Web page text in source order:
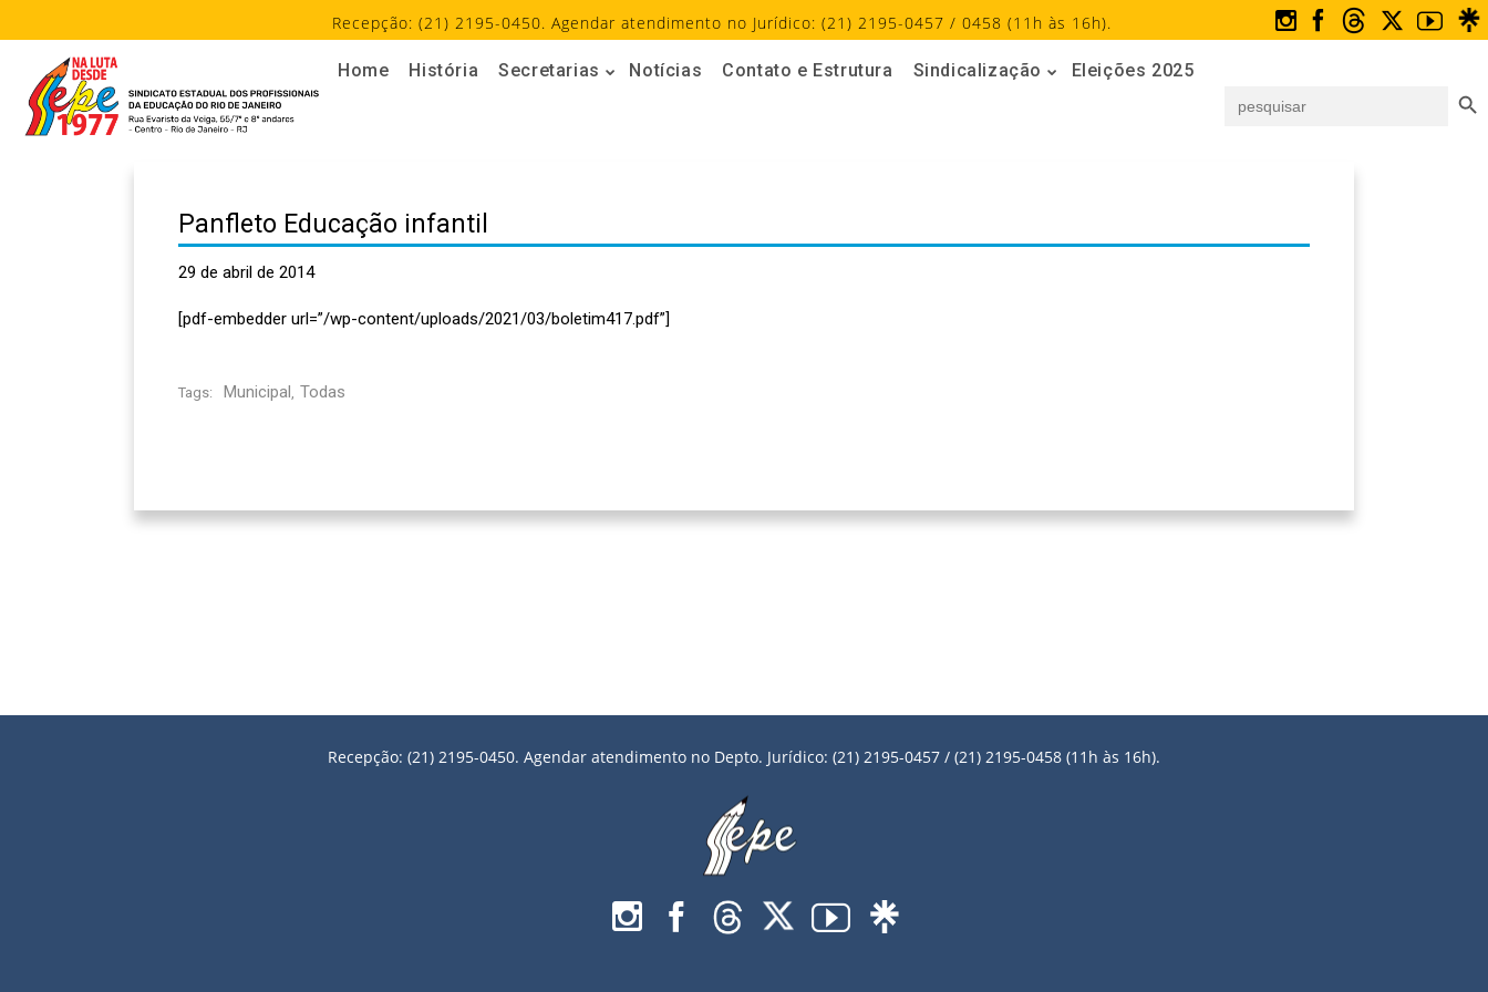
Recepção: (21) 2195-0450. Agendar atendimento no Jurídico: (21) 2195-0457 / 0458 (11h às 16h).
Home História Secretarias Notícias Contato e Estrutura Sindicalização
Eleições 2025
for:
Panfleto Educação infantil
29 de abril de 2014
[pdf-embedder url=”/wp-content/uploads/2021/03/boletim417.pdf”]
Tags: Municipal, Todas
Recepção: (21) 2195-0450. Agendar atendimento no Depto. Jurídico: (21) 2195-0457 / (21) 2195-0458 (11h às 16h).